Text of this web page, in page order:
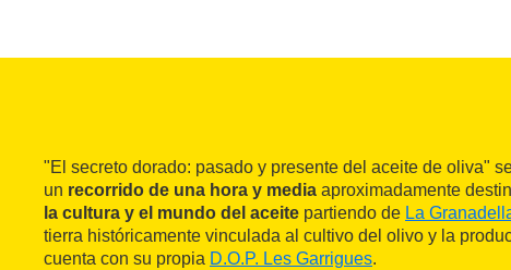
"El secreto dorado: pasado y presente del aceite de oliva"
un recorrido de una hora y media aproximadamente
la cultura y el mundo del aceite partiendo de La
tierra históricamente vinculada al cultivo del olivo y la
cuenta con su propia D.O.P. Les Garrigues.